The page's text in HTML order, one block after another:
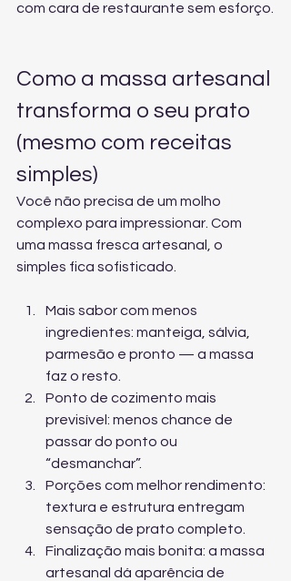
com cara de restaurante sem esforço.
Como a massa artesanal
transforma o seu prato
(mesmo com receitas
simples)
Você não precisa de um molho
complexo para impressionar. Com
uma massa fresca artesanal, o
simples fica sofisticado.
Mais sabor com menos
ingredientes: manteiga, sálvia,
parmesão e pronto — a massa
faz o resto.
Ponto de cozimento mais
previsível: menos chance de
passar do ponto ou
“desmanchar”.
Porções com melhor rendimento:
textura e estrutura entregam
sensação de prato completo.
Finalização mais bonita: a massa
artesanal dá aparência de